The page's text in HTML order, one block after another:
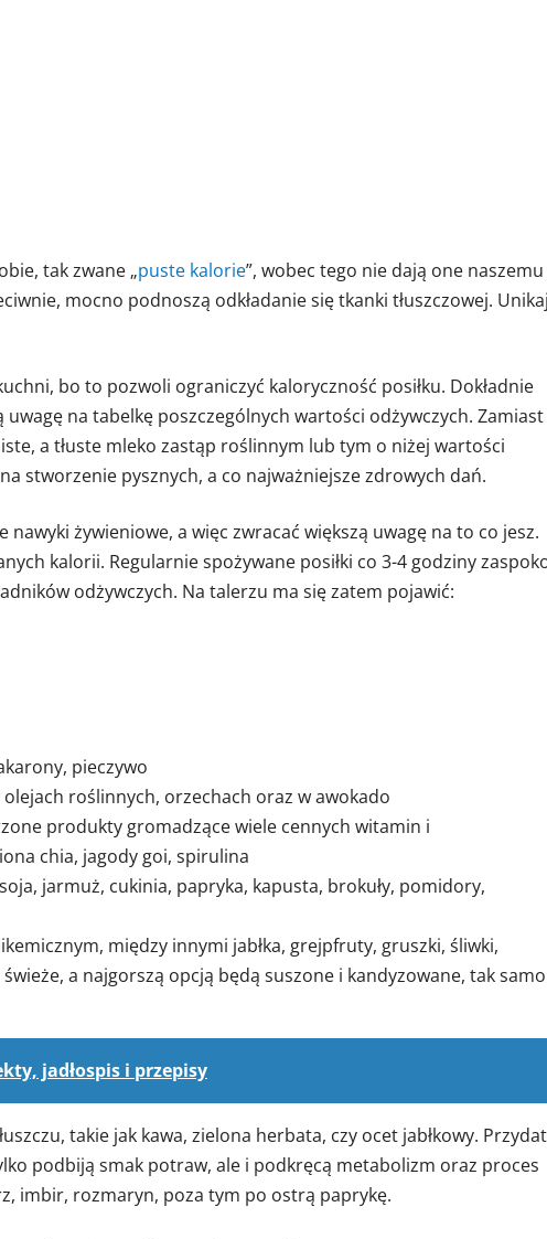
tak zwane „puste kalorie”, wobec tego nie dają one naszemu
mocno podnoszą odkładanie się tkanki tłuszczowej.
bo to pozwoli ograniczyć kaloryczność posiłku. Dokładnie
na tabelkę poszczególnych wartości odżywczych. Zamiast
a tłuste mleko zastąp roślinnym lub tym o niżej wartości
stworzenie pysznych, a co najważniejsze zdrowych dań.
żywieniowe, a więc zwracać większą uwagę na to co jesz.
kalorii. Regularnie spożywane posiłki co 3-4 godziny
odżywczych. Na talerzu ma się zatem pojawić:
pieczywo
olejach roślinnych, orzechach oraz w awokado
produkty gromadzące wiele cennych witamin i
chia, jagody goi, spirulina
jarmuż, cukinia, papryka, kapusta, brokuły, pomidory,
między innymi jabłka, grejpfruty, gruszki, śliwki,
a najgorszą opcją będą suszone i kandyzowane, tak samo
jadłospis i przepisy
takie jak kawa, zielona herbata, czy ocet jabłkowy.
podbiją smak potraw, ale i podkręcą metabolizm oraz proces
imbir, rozmaryn, poza tym po ostrą paprykę.